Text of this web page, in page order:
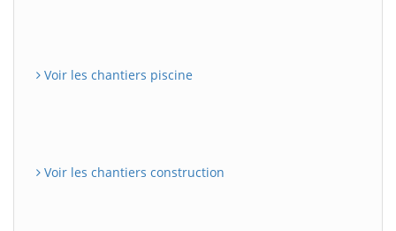
Voir les chantiers piscine
Voir les chantiers construction